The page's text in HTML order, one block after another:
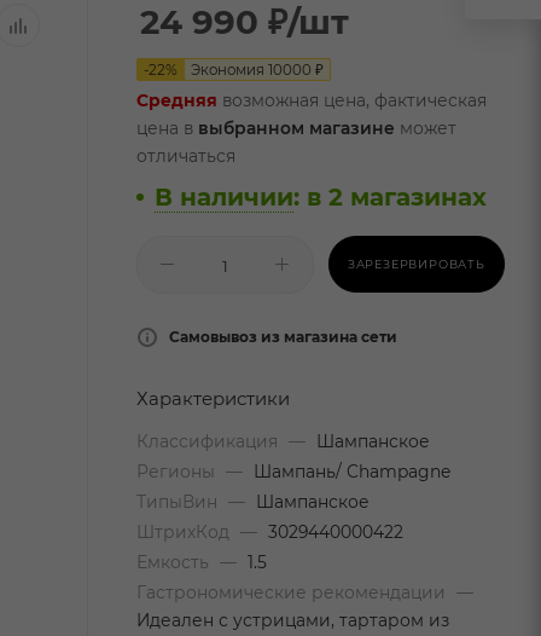
24 990 ₽/шт
-22% Экономия 10000 ₽
Средняя возможная цена, фактическая
цена в выбранном магазине может
отличаться
В наличии: в 2 магазинах
ЗАРЕЗЕРВИРОВАТЬ
Самовывоз из магазина сети
Характеристики
Классификация —
Шампанское
Регионы
—
Шампань/ Champagne
ТипыВин
—
Шампанское
ШтрихКод
— 3029440000422
Емкость
— 1.5
Гастрономические рекомендации
—
Идеален с устрицами, тартаром из